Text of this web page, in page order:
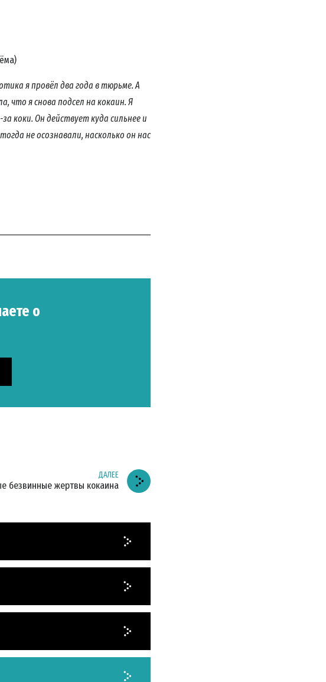
я провёл два года в тюрьме. А
что я снова подсел на кокаин. Я
коки. Он действует куда сильнее и
не осознавали, насколько он нас
о
ДАЛЕЕ
безвинные жертвы кокаина